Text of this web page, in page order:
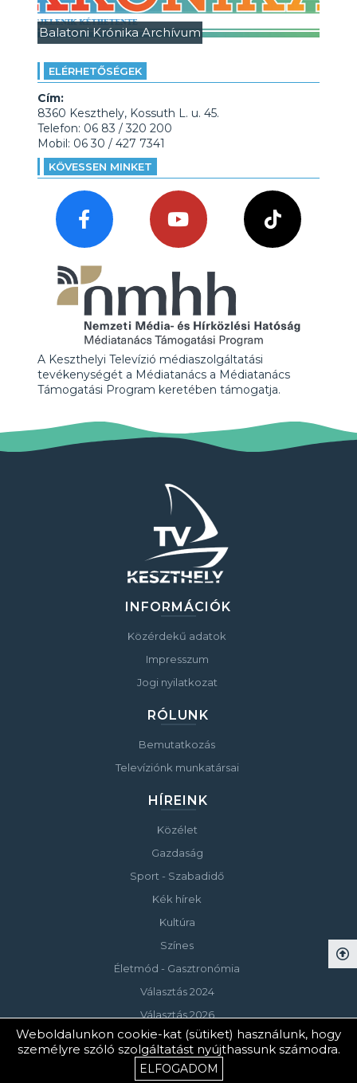
Balatoni Krónika Archívum
ELÉRHETŐSÉGEK
Cím:
8360 Keszthely, Kossuth L. u. 45.
Telefon: 06 83 / 320 200
Mobil: 06 30 / 427 7341
KÖVESSEN MINKET
A Keszthelyi Televízió médiaszolgáltatási
tevékenységét a Médiatanács a Médiatanács
Támogatási Program keretében támogatja.
INFORMÁCIÓK
Közérdekű adatok
Impresszum
Jogi nyilatkozat
RÓLUNK
Bemutatkozás
Televíziónk munkatársai
HÍREINK
Közélet
Gazdaság
Sport - Szabadidő
Kék hírek
Kultúra
Színes
Életmód - Gasztronómia
Választás 2024
Választás 2026
© Copyright 2023 Keszthelyi Televízió
Weboldalunkon cookie-kat (sütiket) használunk, hogy
személyre szóló szolgáltatást nyújthassunk számodra.
ELFOGADOM